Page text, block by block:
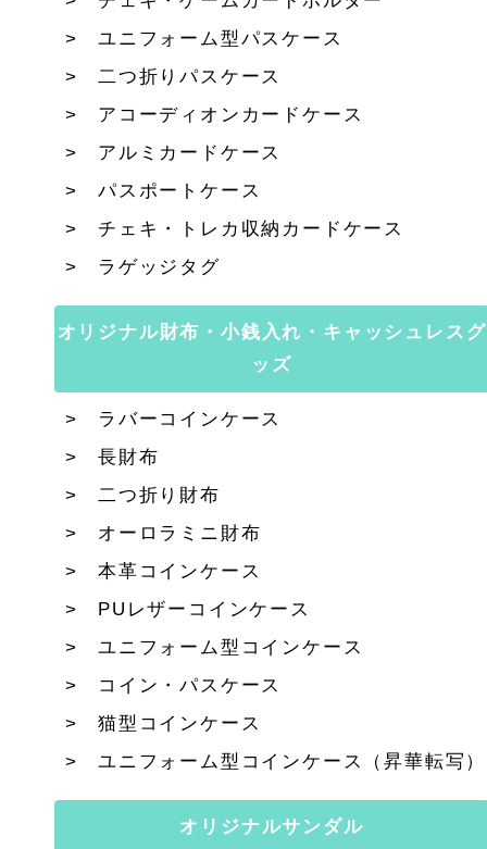
ユニフォーム型パスケース
二つ折りパスケース
アコーディオンカードケース
アルミカードケース
パスポートケース
チェキ・トレカ収納カードケース
ラゲッジタグ
オリジナル財布・小銭入れ・キャッシュレスグ
ッズ
ラバーコインケース
長財布
二つ折り財布
オーロラミニ財布
本革コインケース
PUレザーコインケース
ユニフォーム型コインケース
コイン・パスケース
猫型コインケース
ユニフォーム型コインケース（昇華転写）
オリジナルサンダル